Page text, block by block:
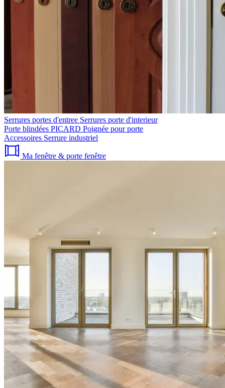
Serrures portes d'entree Serrures porte d'interieur
Porte blindées PICARD Poignée pour porte
Accessoires Serrure industriel
Ma fenêtre & porte fenêtre